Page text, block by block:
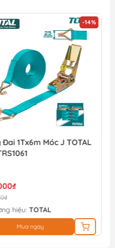
-14%
Đai 1Tx6m Móc J TOTAL
hiệu: TOTAL
Mua ngay